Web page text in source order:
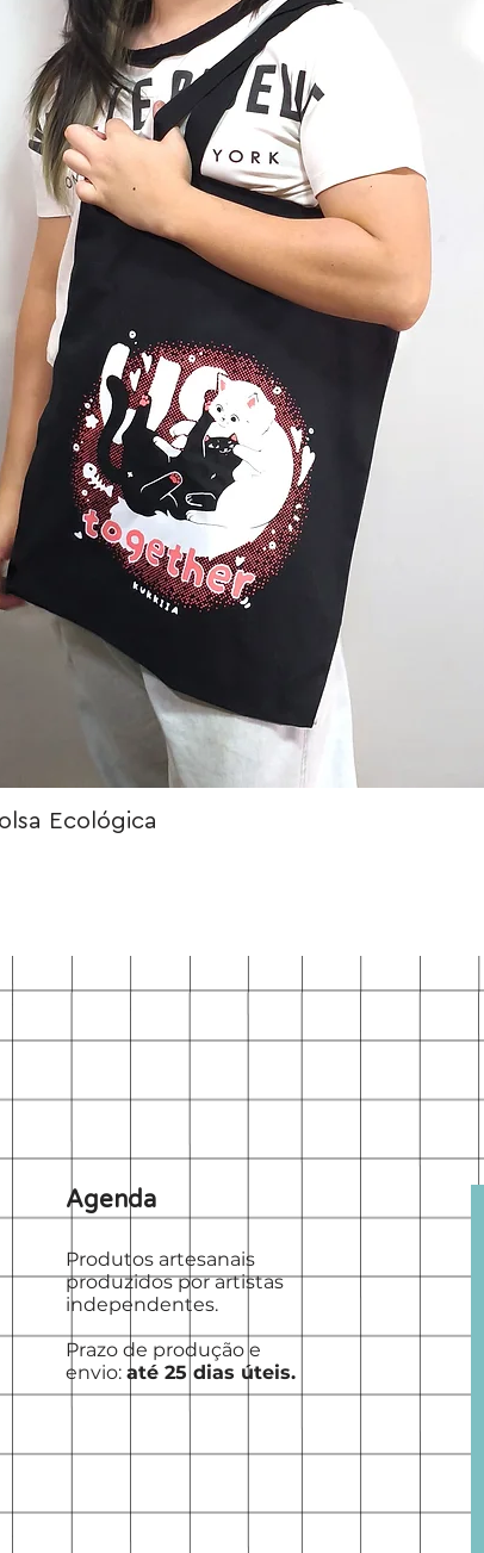
Ecológica
Agenda
Produtos artesanais
produzidos por artistas
independentes.
Prazo de produção e
envio: até 25 dias úteis.